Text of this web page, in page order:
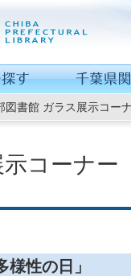
図書館 ガラス展示コー
コーナー
性の日」